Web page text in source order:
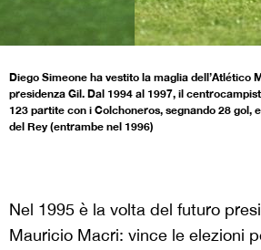
Diego Simeone ha vestito la maglia dell’Atlético
presidenza Gil. Dal 1994 al 1997, il
123 partite con i Colchoneros, segnando 28 gol,
del Rey (entrambe nel 1996)
Nel 1995 è la volta del futuro
Mauricio Macri: vince le elezioni